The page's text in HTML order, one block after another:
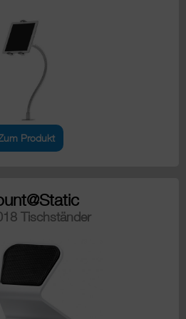
Produkt
Tischständer